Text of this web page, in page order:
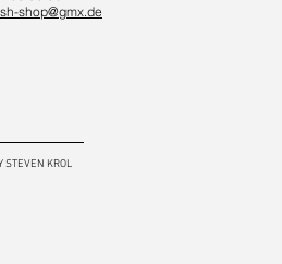
shop@gmx.de
STEVEN KROL